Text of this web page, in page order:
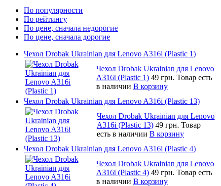
По популярности
По рейтингу
По цене, сначала недорогие
По цене, сначала дорогие
Чехол Drobak Ukrainian для Lenovo A316i (Plastic 1)
Чехол Drobak Ukrainian для Lenovo
A316i (Plastic 1) 49 грн. Товар есть
в наличии В корзину
Чехол Drobak Ukrainian для Lenovo A316i (Plastic 13)
Чехол Drobak Ukrainian для Lenovo
A316i (Plastic 13) 49 грн. Товар
есть в наличии В корзину
Чехол Drobak Ukrainian для Lenovo A316i (Plastic 4)
Чехол Drobak Ukrainian для Lenovo
A316i (Plastic 4) 49 грн. Товар есть
в наличии В корзину